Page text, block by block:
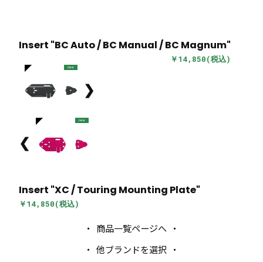
Insert "BC Auto / BC Manual / BC Magnum"
￥14,850(税込)
new
❯
❮
new
Insert "XC / Touring Mounting Plate"
￥14,850(税込)
商品一覧ページへ
他ブランドを選択